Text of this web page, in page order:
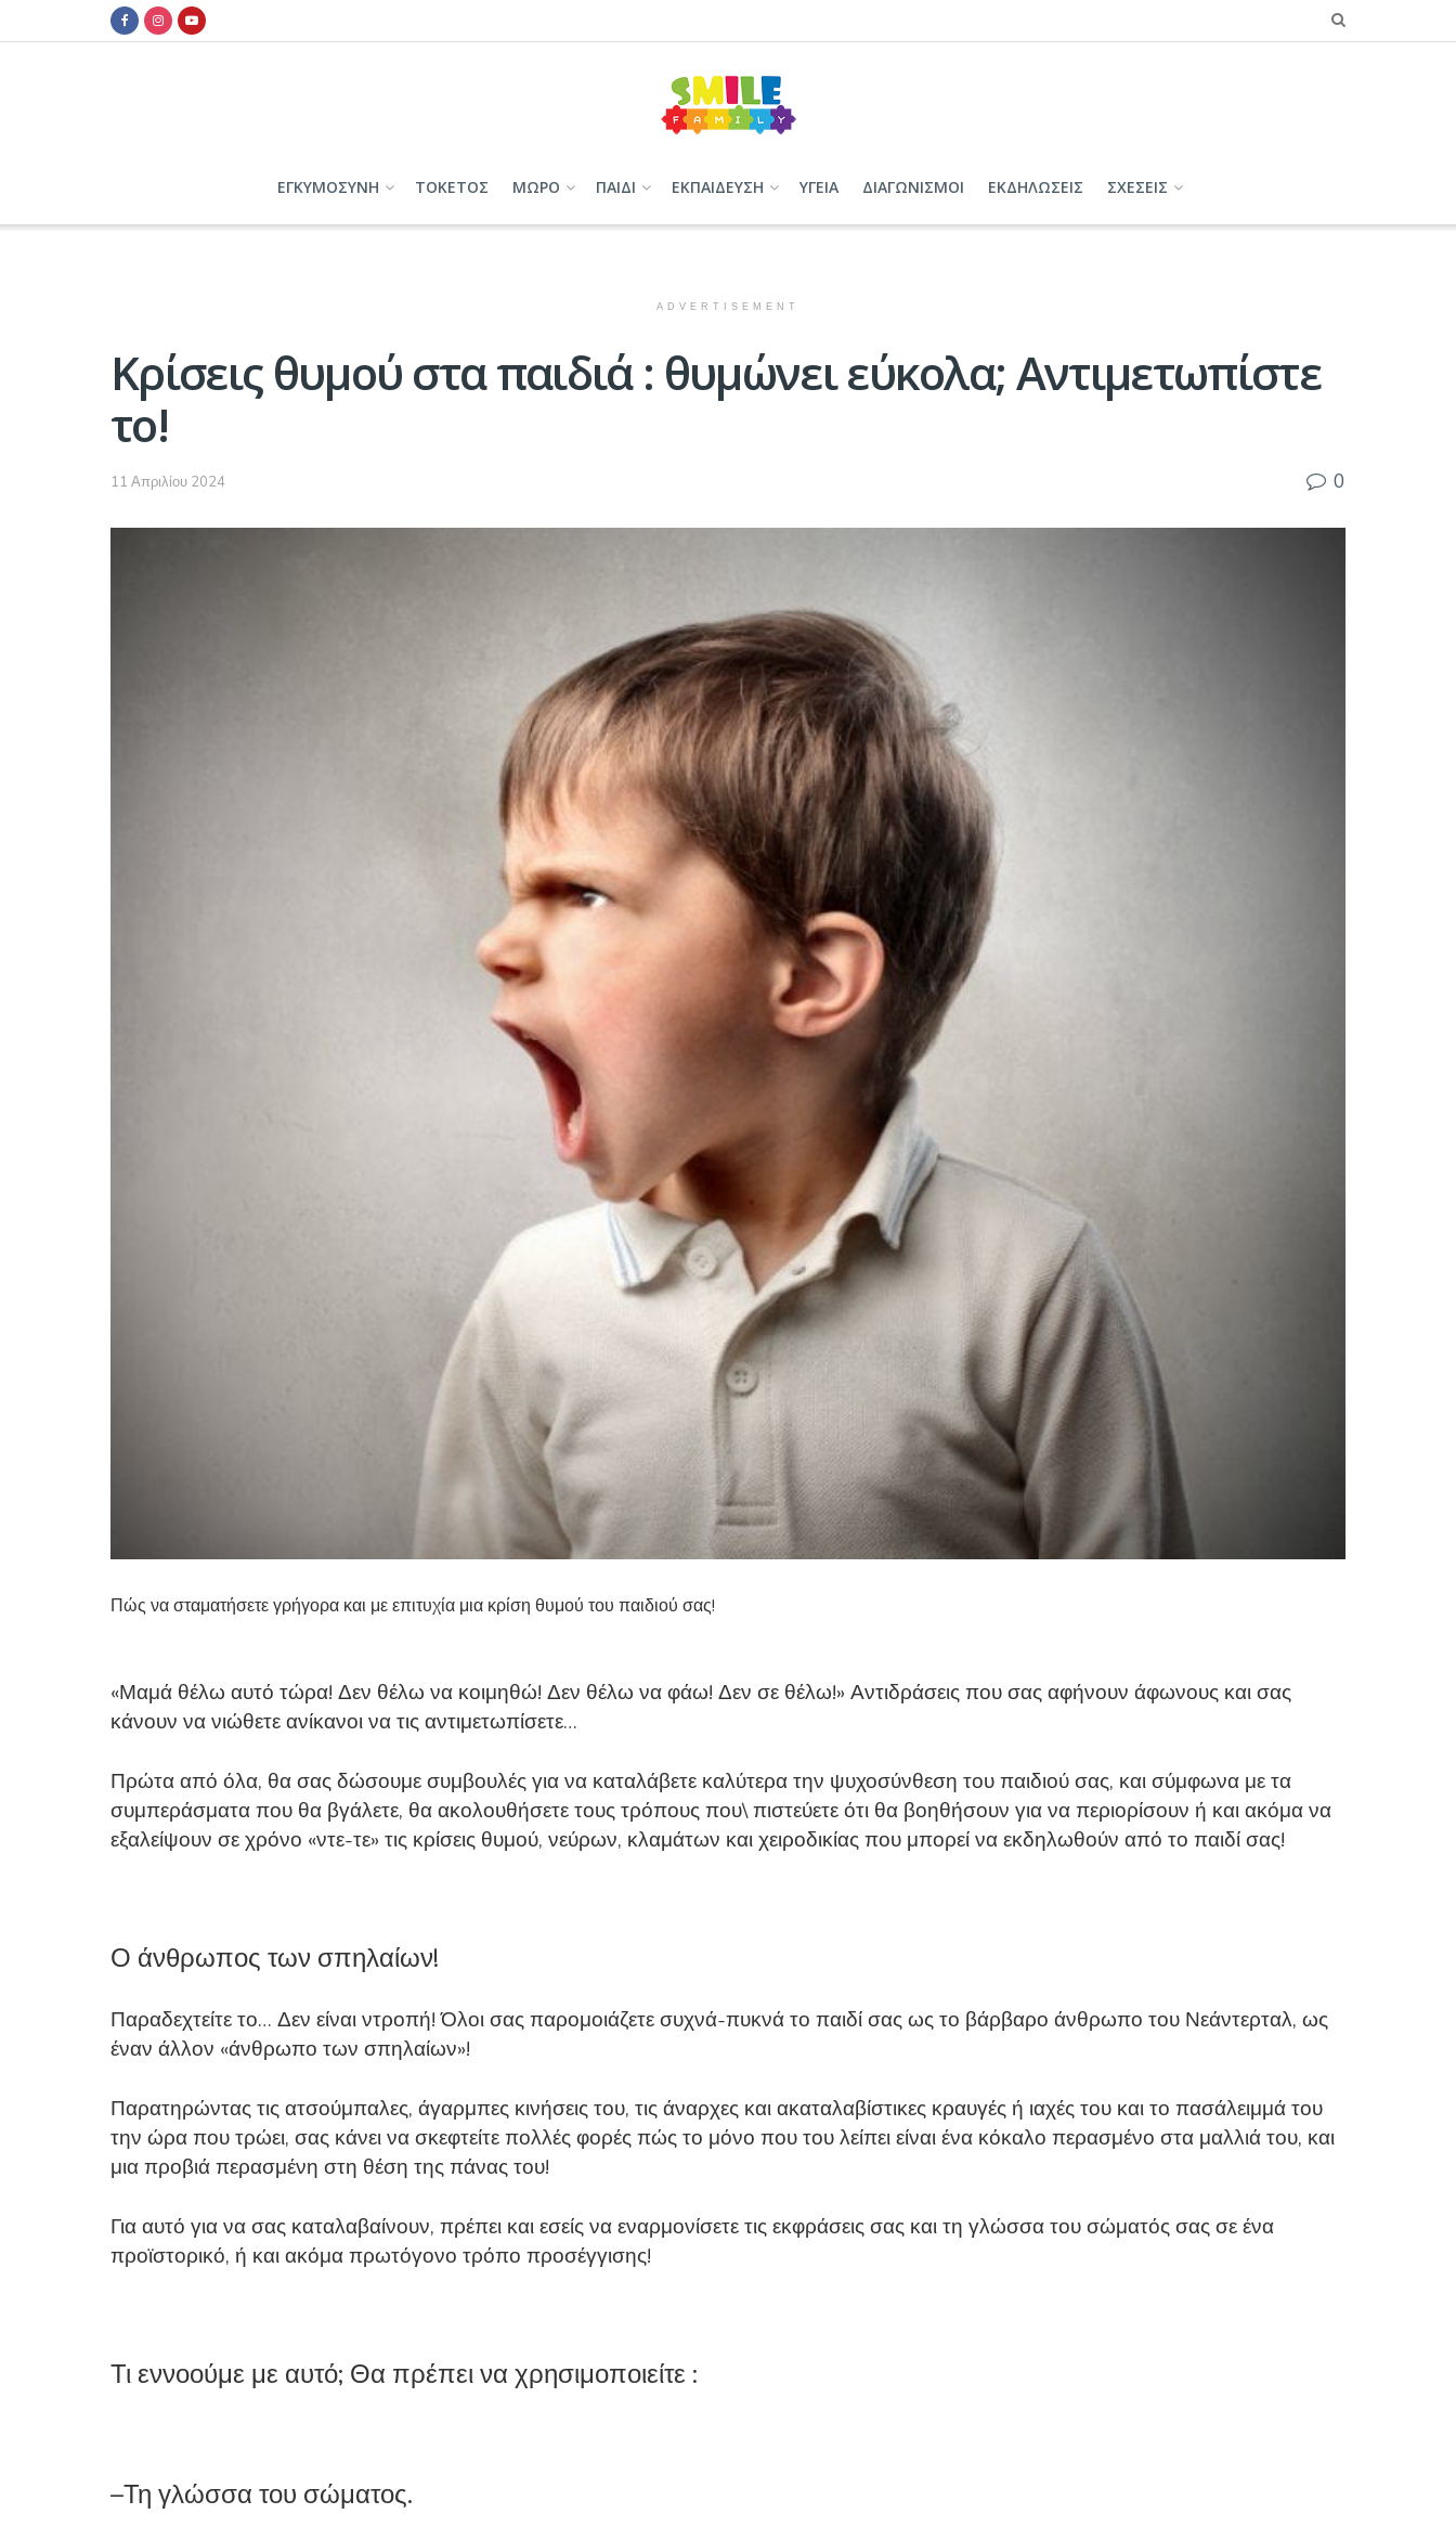
ΕΓΚΥΜΟΣΥΝΗ ΤΟΚΕΤΟΣ ΜΩΡΟ ΠΑΙΔΙ ΕΚΠΑΙΔΕΥΣΗ ΥΓΕΙΑ ΔΙΑΓΩΝΙΣΜΟΙ ΕΚΔΗΛΩΣΕΙΣ ΣΧΕΣΕΙΣ
ADVERTISEMENT
Κρίσεις θυμού στα παιδιά : θυμώνει εύκολα; Αντιμετωπίστε
το!
11 Απριλίου 2024 0
Πώς να σταματήσετε γρήγορα και με επιτυχία μια κρίση θυμού του παιδιού σας!
«Μαμά θέλω αυτό τώρα! Δεν θέλω να κοιμηθώ! Δεν θέλω να φάω! Δεν σε θέλω!» Αντιδράσεις που σας αφήνουν άφωνους και σας
κάνουν να νιώθετε ανίκανοι να τις αντιμετωπίσετε…
Πρώτα από όλα, θα σας δώσουμε συμβουλές για να καταλάβετε καλύτερα την ψυχοσύνθεση του παιδιού σας, και σύμφωνα με τα
συμπεράσματα που θα βγάλετε, θα ακολουθήσετε τους τρόπους που\ πιστεύετε ότι θα βοηθήσουν για να περιορίσουν ή και ακόμα να
εξαλείψουν σε χρόνο «ντε-τε» τις κρίσεις θυμού, νεύρων, κλαμάτων και χειροδικίας που μπορεί να εκδηλωθούν από το παιδί σας!
Ο άνθρωπος των σπηλαίων!
Παραδεχτείτε το… Δεν είναι ντροπή! Όλοι σας παρομοιάζετε συχνά-πυκνά το παιδί σας ως το βάρβαρο άνθρωπο του Νεάντερταλ, ως
έναν άλλον «άνθρωπο των σπηλαίων»!
Παρατηρώντας τις ατσούμπαλες, άγαρμπες κινήσεις του, τις άναρχες και ακαταλαβίστικες κραυγές ή ιαχές του και το πασάλειμμά του
την ώρα που τρώει, σας κάνει να σκεφτείτε πολλές φορές πώς το μόνο που του λείπει είναι ένα κόκαλο περασμένο στα μαλλιά του, και
μια προβιά περασμένη στη θέση της πάνας του!
Για αυτό για να σας καταλαβαίνουν, πρέπει και εσείς να εναρμονίσετε τις εκφράσεις σας και τη γλώσσα του σώματός σας σε ένα
προϊστορικό, ή και ακόμα πρωτόγονο τρόπο προσέγγισης!
Τι εννοούμε με αυτό; Θα πρέπει να χρησιμοποιείτε :
–Τη γλώσσα του σώματος.